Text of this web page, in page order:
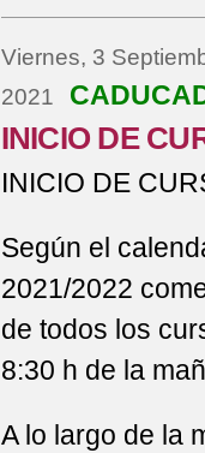
Viernes, 3
2021
INICIO DE
INICIO DE
Según el
2021/2022
de todos los
8:30 h de la
A lo largo de la